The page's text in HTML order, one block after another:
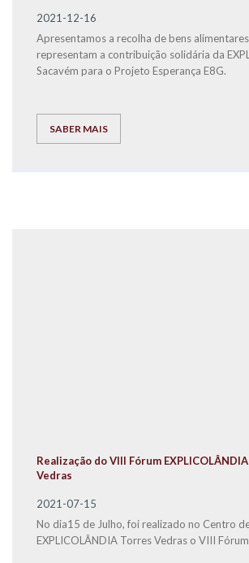
2021-12-16
Apresentamos a recolha de bens
representam a contribuição solidária da
Sacavém para o Projeto Esperança E8G.
SABER MAIS
Realização do VIII Fórum
Vedras
2021-07-15
No dia15 de Julho, foi realizado no Centro
EXPLICOLÂNDIA Torres Vedras o VIII